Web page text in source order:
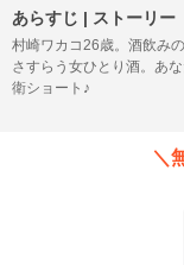
あらすじ | ストーリー
村崎ワカコ26歳。酒飲み
さすらう女ひとり酒。あ
衛ショート♪
＼